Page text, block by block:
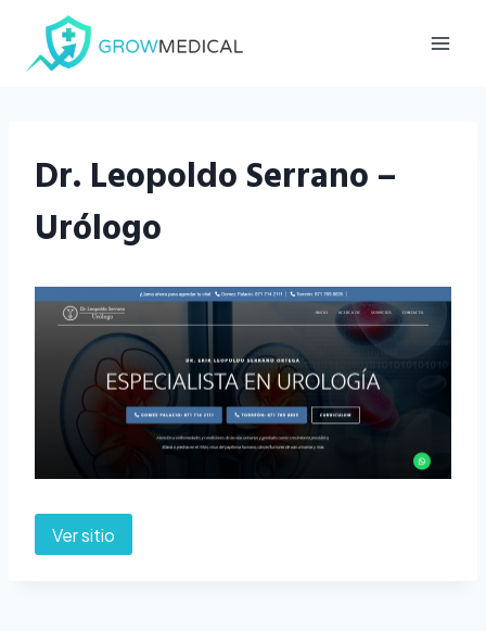
contenido
Dr. Leopoldo Serrano –
Urólogo
Ver sitio